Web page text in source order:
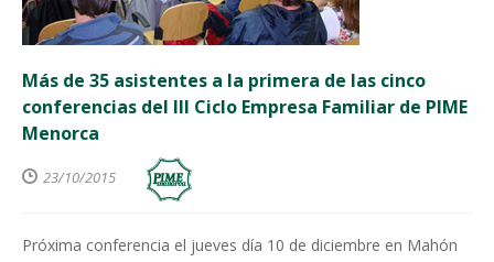
Más de 35 asistentes a la primera de las cinco
conferencias del III Ciclo Empresa Familiar de PIME
Menorca
23/10/2015
Próxima conferencia el jueves día 10 de diciembre en Mahón